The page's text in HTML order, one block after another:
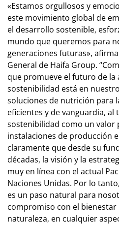
«Estamos orgullosos y
este movimiento global de
el desarrollo sostenible,
mundo que queremos para
generaciones futuras»,
General de Haifa Group.
que promueve el futuro de
sostenibilidad está en
soluciones de nutrición para
eficientes y de vanguardia,
sostenibilidad como un
instalaciones de producción
claramente que desde su
décadas, la visión y la
muy en línea con el actual
Naciones Unidas. Por lo
es un paso natural para
compromiso con el bienestar
naturaleza, en cualquier